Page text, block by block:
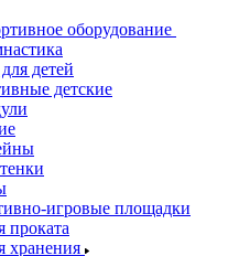
оборудование
детей
детские
игровые площадки
проката
хранения